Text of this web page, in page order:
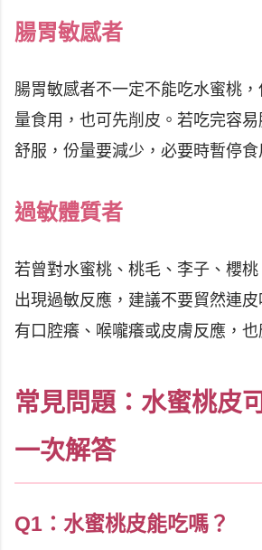
腸胃敏感者
腸胃敏感者不一定不能吃水蜜桃
量食用，也可先削皮。若吃完容
舒服，份量要減少，必要時暫停食
過敏體質者
若曾對水蜜桃、桃毛、李子、櫻
出現過敏反應，建議不要貿然連
有口腔癢、喉嚨癢或皮膚反應，也
常見問題：水蜜桃皮
一次解答
Q1：水蜜桃皮能吃嗎？